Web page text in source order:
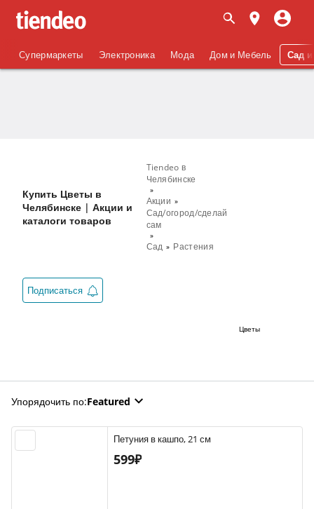
Супермаркеты Электроника Мода Дом и Мебель Сад
Цветы
Tiendeo в
Челябинске
Акции
Сад/огород/сделай
сам
Сад
Растения
Купить Цветы в
Челябинске | Акции и
каталоги товаров
Подписаться
Упорядочить по:Featured
Петуния в кашпо, 21 см
599₽